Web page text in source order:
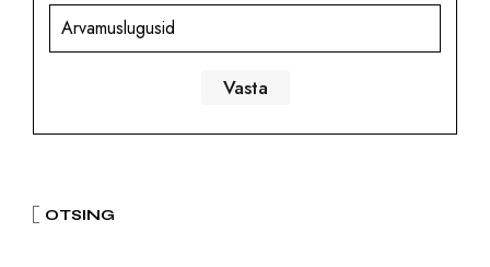
Arvamuslugusid
OTSING